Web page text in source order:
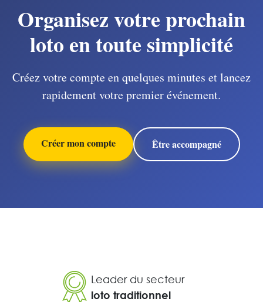
Organisez votre prochain
loto en toute simplicité
Créez votre compte en quelques minutes et lancez
rapidement votre premier événement.
Créer mon compte Être accompagné
Leader du secteur
loto traditionnel